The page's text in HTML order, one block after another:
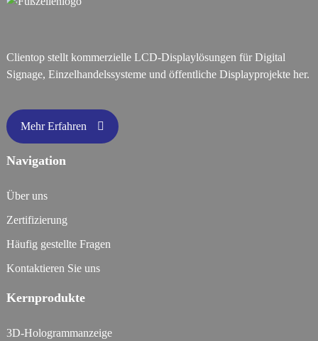
Clientop stellt kommerzielle LCD-Displaylösungen für Digital
Signage, Einzelhandelssysteme und öffentliche Displayprojekte her.
Mehr Erfahren
Navigation
Über uns
Zertifizierung
Häufig gestellte Fragen
Kontaktieren Sie uns
Kernprodukte
3D-Hologrammanzeige